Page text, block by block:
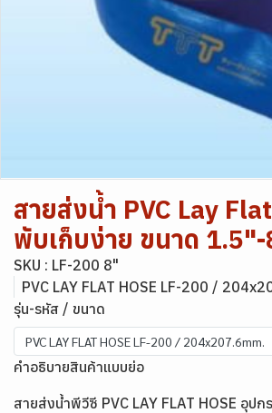
สายส่งน้ำ PVC Lay
พับเก็บง่าย ขนาด
SKU : LF-200 8"
PVC LAY FLAT HOSE LF-200 /
รุ่น-รหัส / ขนาด
PVC LAY FLAT HOSE LF-200 / 204x207.6mm.
คำอธิบายสินค้าแบบย่อ
สายส่งน้ำพีวีซี PVC LAY FLAT HOSE อุป